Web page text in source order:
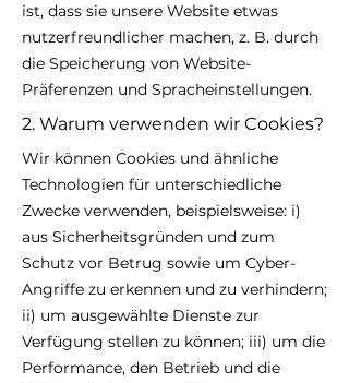
ist, dass sie unsere Website etwas
nutzerfreundlicher machen, z. B. durch
die Speicherung von Website-
Präferenzen und Spracheinstellungen.
2. Warum verwenden wir Cookies?
Wir können Cookies und ähnliche
Technologien für unterschiedliche
Zwecke verwenden, beispielsweise: i)
aus Sicherheitsgründen und zum
Schutz vor Betrug sowie um Cyber-
Angriffe zu erkennen und zu verhindern;
ii) um ausgewählte Dienste zur
Verfügung stellen zu können; iii) um die
Performance, den Betrieb und die